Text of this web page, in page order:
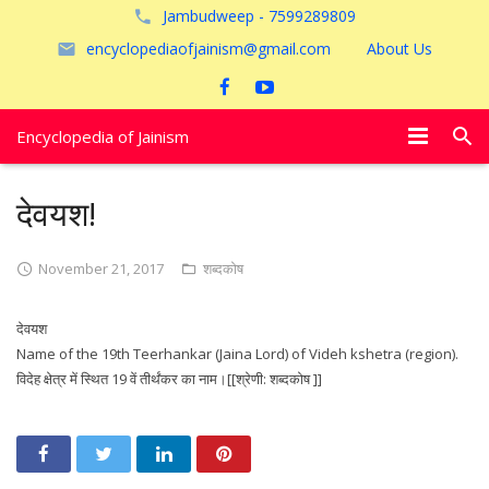
Jambudweep - 7599289809
encyclopediaofjainism@gmail.com
About Us
Encyclopedia of Jainism
अयोध्या
देवयश!
November 21, 2017 शब्दकोष
देवयश
Name of the 19th Teerhankar (Jaina Lord) of Videh kshetra (region).
विदेह क्षेत्र में स्थित 19 वें तीर्थंकर का नाम।[[श्रेणी: शब्दकोष ]]